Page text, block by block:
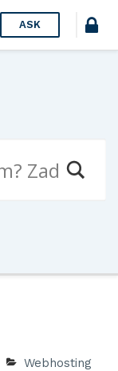
ASK
Webhosting